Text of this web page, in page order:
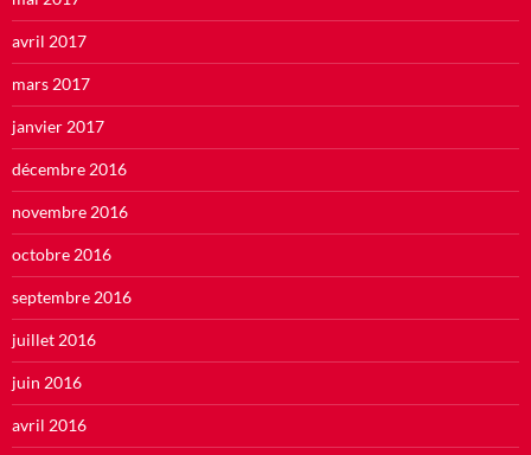
avril 2017
mars 2017
janvier 2017
décembre 2016
novembre 2016
octobre 2016
septembre 2016
juillet 2016
juin 2016
avril 2016